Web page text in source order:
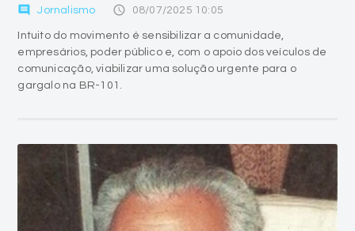
comment Jornalismo access_time 08/07/2025 10:05
Intuito do movimento é sensibilizar a comunidade,
empresários, poder público e, com o apoio dos veículos de
comunicação, viabilizar uma solução urgente para o
gargalo na BR-101.